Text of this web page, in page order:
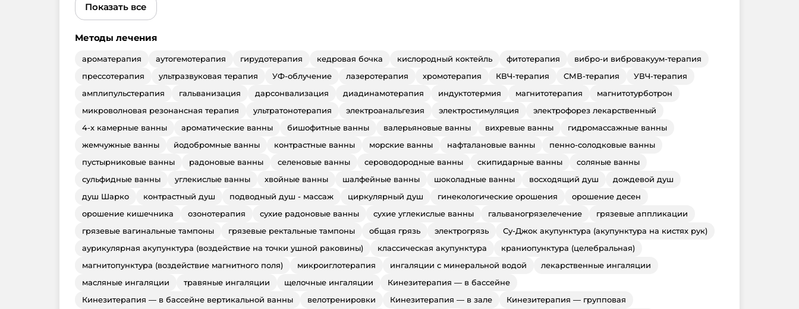
Показать все
Методы лечения
ароматерапия аутогемотерапия гирудотерапия кедровая бочка кислородный коктейль фитотерапия
вибро-и вибровакуум-терапия
прессотерапия
ультразвуковая терапия УФ-облучение лазеротерапия хромотерапия КВЧ-терапия СМВ-терапия
УВЧ-терапия
амплипульстерапия
гальванизация дарсонвализация диадинамотерапия индуктотермия магнитотерапия
магнитотурботрон
микроволновая резонансная терапия
ультратонотерапия электроанальгезия электростимуляция
электрофорез лекарственный
4-х камерные ванны
ароматические ванны бишофитные ванны валерьяновые ванны вихревые ванны
гидромассажные ванны
жемчужные ванны
йодобромные ванны контрастные ванны морские ванны нафталановые ванны
пенно-солодковые ванны
пустырниковые ванны
радоновые ванны селеновые ванны сероводородные ванны скипидарные ванны
соляные ванны
сульфидные ванны
углекислые ванны хвойные ванны шалфейные ванны шоколадные ванны восходящий душ
дождевой душ
душ Шарко
контрастный душ подводный душ - массаж циркулярный душ гинекологические орошения
орошение десен
орошение кишечника
озонотерапия сухие радоновые ванны сухие углекислые ванны гальваногрязелечение
грязевые аппликации
грязевые вагинальные тампоны
грязевые ректальные тампоны общая грязь электрогрязь
Су-Джок акупунктура (акупунктура на кистях рук)
аурикулярная акупунктура (воздействие на точки ушной раковины)
классическая акупунктура
краниопунктура (целебральная)
магнитопунктура (воздействие магнитного поля)
микроиглотерапия ингаляции с минеральной водой
лекарственные ингаляции
масляные ингаляции
травяные ингаляции щелочные ингаляции
Кинезитерапия — в бассейне
Кинезитерапия — в бассейне вертикальной ванны
велотренировки Кинезитерапия — в зале Кинезитерапия — групповая